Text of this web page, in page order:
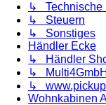
↳ Technische
↳ Steuern
↳ Sonstiges
Händler Ecke
↳ Händler
↳ Multi4GmbH
↳
Wohnkabinen